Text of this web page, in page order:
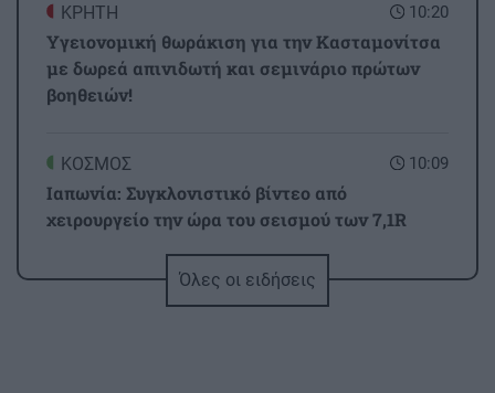
10:20
ΚΡΗΤΗ
Υγειονομική θωράκιση για την Κασταμονίτσα
με δωρεά απινιδωτή και σεμινάριο πρώτων
βοηθειών!
10:09
ΚΟΣΜΟΣ
Ιαπωνία: Συγκλονιστικό βίντεο από
χειρουργείο την ώρα του σεισμού των 7,1R
GOSSIP - LIFESTYLEΌλες οι ειδήσεις